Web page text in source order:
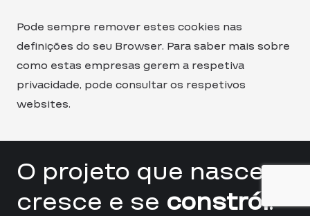
Pode sempre remover estes cookies nas
definições do seu Browser. Para saber mais sobre
como estas empresas gerem a respetiva
privacidade, pode consultar os respetivos
websites.
O projeto que nasce,
cresce e se constrói.